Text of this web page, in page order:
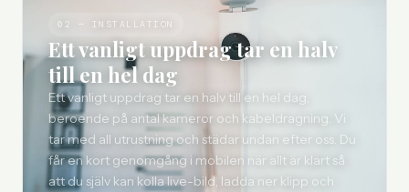
02 — INSTALLATION
Ett vanligt uppdrag tar en halv
till en hel dag
Ett vanligt uppdrag tar en halv till en hel dag,
beroende på antal kameror och kabeldragning. Vi
tar med all utrustning och städar undan efter oss. Du
får en kort genomgång i mobilen när allt är klart så
att du själv kan kolla live-bild, ladda ner klipp och